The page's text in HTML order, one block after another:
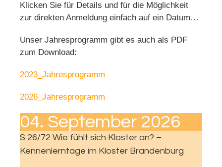
Klicken Sie für Details und für die Möglichkeit
zur direkten Anmeldung einfach auf ein Datum…
Unser Jahresprogramm gibt es auch als PDF
zum Download:
2023_Jahresprogramm
2026_Jahresprogramm
04. September 2026
S 26/72 Wie fühlt sich Kloster an? –
Kennenlerntage im Kloster Brandenburg